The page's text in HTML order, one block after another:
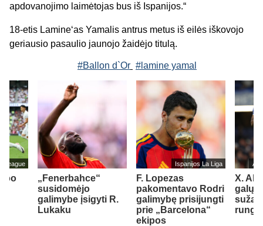
apdovanojimo laimėtojas bus iš Ispanijos.“
18-etis Lamine‘as Yamalis antrus metus iš eilės iškovojo
geriausio pasaulio jaunojo žaidėjo titulą.
#Ballon d`Or #lamine yamal
League
po
„Fenerbahce“
susidomėjo
galimybe įsigyti R.
Lukaku
Ispanijos La Liga
F. Lopezas
pakomentavo Rodri
galimybę prisijungti
prie „Barcelona“
ekipos
X.
galų